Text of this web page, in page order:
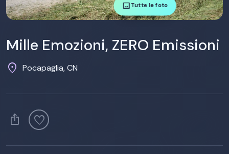
imageTutte le foto
Mille Emozioni, ZERO Emissioni
location_on Pocapaglia, CN
ios_share favorite